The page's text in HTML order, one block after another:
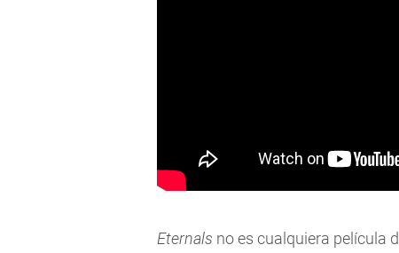
Eternals no es cualquiera película